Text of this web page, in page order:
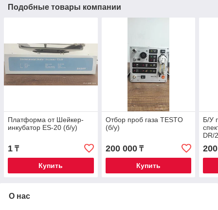
Подобные товары компании
Платформа от Шейкер-
инкубатор ES-20 (б/у)
1 ₸
Купить
Отбор проб газа TESTO
(б/у)
200 000₸
Купить
Б/У
DR/
О нас